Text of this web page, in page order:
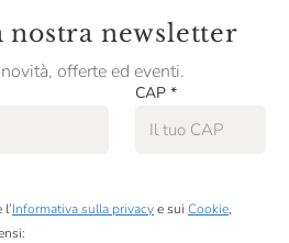
newsletter
offerte ed eventi.
CAP *
Informativa sulla privacye sui Cookie,